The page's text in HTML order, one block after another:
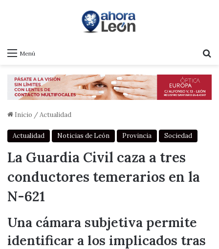
Menú
Inicio /Actualidad
Actualidad Noticias de León Provincia Sociedad
La Guardia Civil caza a tres
conductores temerarios en la
N-621
Una cámara subjetiva permite
identificar a los implicados tras